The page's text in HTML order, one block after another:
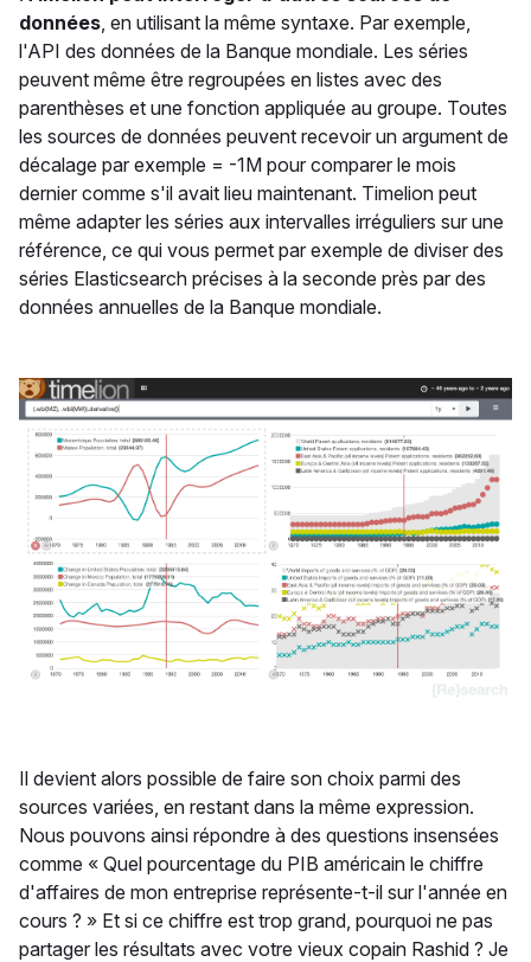
données , en utilisant la même syntaxe. Par exemple,
l'API des données de la Banque mondiale. Les séries
peuvent même être regroupées en listes avec des
parenthèses et une fonction appliquée au groupe. Toutes
les sources de données peuvent recevoir un argument de
décalage par exemple = -1M pour comparer le mois
dernier comme s'il avait lieu maintenant. Timelion peut
même adapter les séries aux intervalles irréguliers sur une
référence, ce qui vous permet par exemple de diviser des
séries Elasticsearch précises à la seconde près par des
données annuelles de la Banque mondiale.
Il devient alors possible de faire son choix parmi des
sources variées, en restant dans la même expression.
Nous pouvons ainsi répondre à des questions insensées
comme « Quel pourcentage du PIB américain le chiffre
d'affaires de mon entreprise représente-t-il sur l'année en
cours ? » Et si ce chiffre est trop grand, pourquoi ne pas
partager les résultats avec votre vieux copain Rashid ? Je